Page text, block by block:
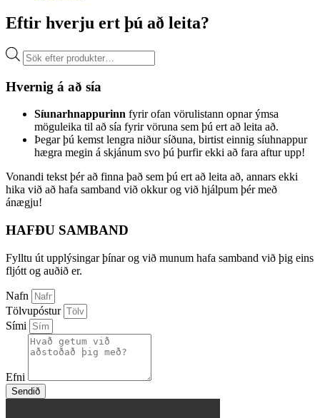
Eftir hverju ert þú að leita?
Products
search
Hvernig á að sía
Síunarhnappurinn fyrir ofan vörulistann opnar ýmsa
möguleika til að sía fyrir vöruna sem þú ert að leita að.
Þegar þú kemst lengra niður síðuna, birtist einnig síuhnappur
hægra megin á skjánum svo þú þurfir ekki að fara aftur upp!
Vonandi tekst þér að finna það sem þú ert að leita að, annars ekki
hika við að hafa samband við okkur og við hjálpum þér með
ánægju!
HAFÐU SAMBAND
Fylltu út upplýsingar þínar og við munum hafa samband við þig eins
fljótt og auðið er.
Nafn
Tölvupóstur
Sími
Efni
Sendið